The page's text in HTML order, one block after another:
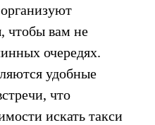
чтобы вам не
очередях.
удобные
что
искать такси